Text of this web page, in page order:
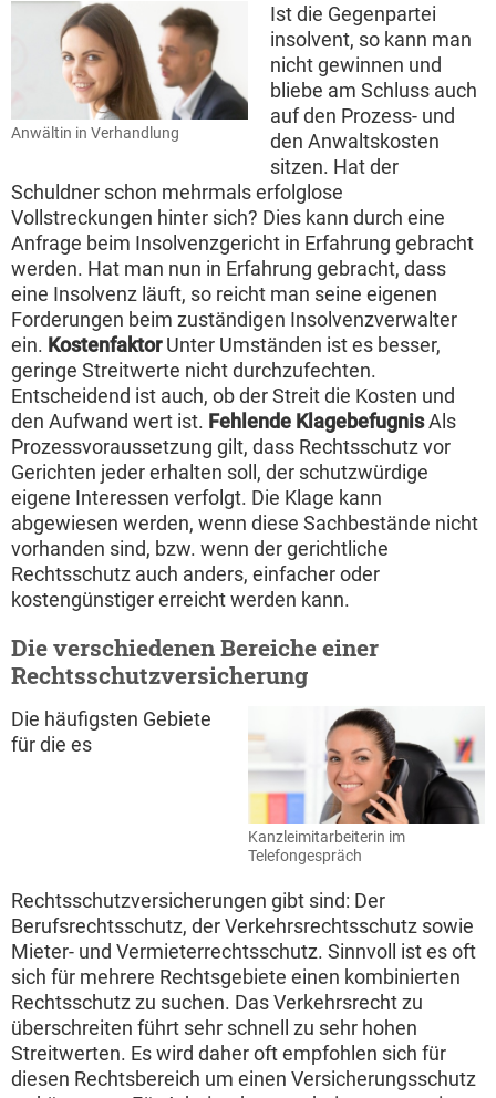
Anwältin in Verhandlung
Ist die Gegenpartei
insolvent, so kann man
nicht gewinnen und
bliebe am Schluss auch
auf den Prozess- und
den Anwaltskosten
sitzen. Hat der
Schuldner schon mehrmals erfolglose
Vollstreckungen hinter sich? Dies kann durch eine
Anfrage beim Insolvenzgericht in Erfahrung gebracht
werden. Hat man nun in Erfahrung gebracht, dass
eine Insolvenz läuft, so reicht man seine eigenen
Forderungen beim zuständigen Insolvenzverwalter
ein. KostenfaktorUnter Umständen ist es besser,
geringe Streitwerte nicht durchzufechten.
Entscheidend ist auch, ob der Streit die Kosten und
den Aufwand wert ist. Fehlende KlagebefugnisAls
Prozessvoraussetzung gilt, dass Rechtsschutz vor
Gerichten jeder erhalten soll, der schutzwürdige
eigene Interessen verfolgt. Die Klage kann
abgewiesen werden, wenn diese Sachbestände nicht
vorhanden sind, bzw. wenn der gerichtliche
Rechtsschutz auch anders, einfacher oder
kostengünstiger erreicht werden kann.
Die verschiedenen Bereiche einer
Rechtsschutzversicherung
Kanzleimitarbeiterin im
Telefongespräch
Die häufigsten Gebiete
für die es
Rechtsschutzversicherungen gibt sind: Der
Berufsrechtsschutz, der Verkehrsrechtsschutz sowie
Mieter- und Vermieterrechtsschutz. Sinnvoll ist es oft
sich für mehrere Rechtsgebiete einen kombinierten
Rechtsschutz zu suchen. Das Verkehrsrecht zu
überschreiten führt sehr schnell zu sehr hohen
Streitwerten. Es wird daher oft empfohlen sich für
diesen Rechtsbereich um einen Versicherungsschutz